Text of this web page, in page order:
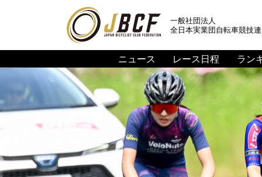
一般社団法人
全日本実業団自転車競技
ニュース レース日程 ラン